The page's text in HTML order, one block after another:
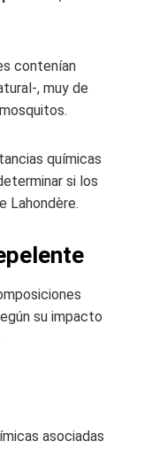
contenían
, muy de
químicas
si los
Lahondère.
su impacto
asociadas